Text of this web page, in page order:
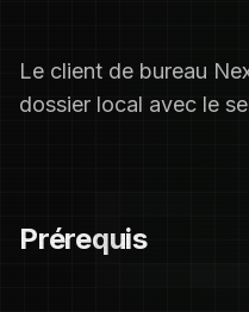
Le client de bureau
dossier local avec le
Prérequis